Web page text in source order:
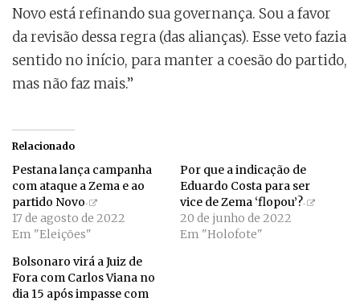
Novo está refinando sua governança. Sou a favor
da revisão dessa regra (das alianças). Esse veto fazia
sentido no início, para manter a coesão do partido,
mas não faz mais.”
Relacionado
Pestana lança campanha
com ataque a Zema e ao
partido Novo
17 de agosto de 2022
Em "Eleições"
Por que a indicação de
Eduardo Costa para ser
vice de Zema ‘flopou’?
20 de junho de 2022
Em "Holofote"
Bolsonaro virá a Juiz de
Fora com Carlos Viana no
dia 15 após impasse com